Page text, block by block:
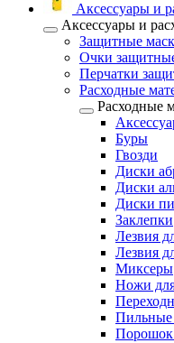
Аксессуары и
Аксессуары и
Защитные
Очки
Перчатки
Расходные
Расходные
Буры
Гвозди
Диски
Диски
Диски
Заклепки
Лезвия
Лезвия
Миксеры
Ножи
Пильные